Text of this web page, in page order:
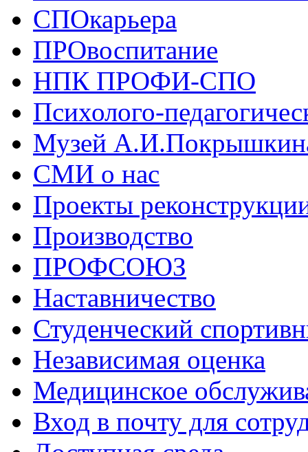
СПОкарьера
ПРОвоспитание
НПК ПРОФИ-СПО
Психолого-
Музей
СМИ о нас
Проекты
Производство
ПРОФСОЮЗ
Наставничество
Студенческий
Независимая оценка
Медицинское
Вход в почту для